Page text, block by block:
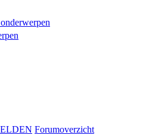
Forumoverzicht